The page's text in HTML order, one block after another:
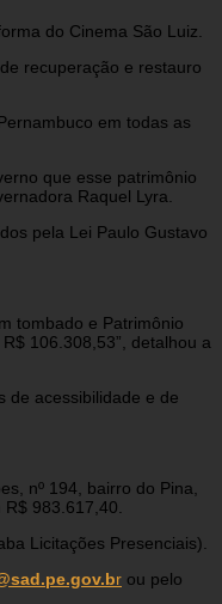
do Cinema São Luiz.
recuperação e restauro
em todas as
que esse patrimônio
Raquel Lyra.
pela Lei Paulo Gustavo
tombado e Patrimônio
106.308,53”, detalhou a
de acessibilidade e de
nº 194, bairro do Pina,
983.617,40.
Licitações Presenciais).
r ou pelo